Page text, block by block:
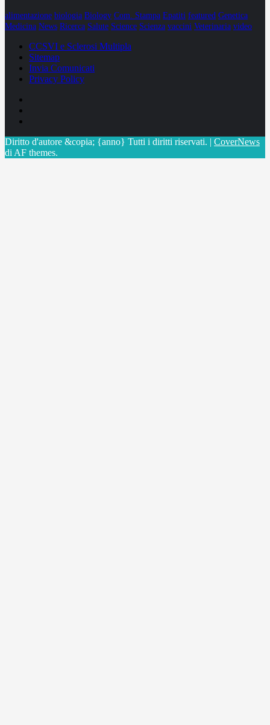
alimentazione biologia Biology Com. Stampa Epatiti featured Genetica
Medicina News Ricerca Salute Science Scienza vaccini Veterinaria video
CCSVI e Sclerosi Multipla
Sitemap
Invia Comunicati
Privacy Policy
Diritto d'autore &copia; {anno} Tutti i diritti riservati. | CoverNews
di AF themes.